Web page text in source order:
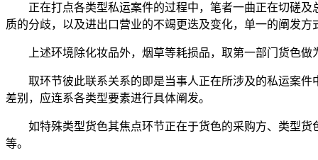
正在打点各类型私运案件的过程中，笔者一曲正在切磋及
质的分歧，以及进出口营业的不竭更迭及变化，单一的阐发
上述环境除化妆品外，烟草等耗损品，取第一部门货色做
取环节彼此联系关系的即是当事人正在所涉及的私运案件
差别，应连系各类型要素进行具体阐发。
如特殊类型货色其焦点环节正在于货色的采购方、类型货
等。